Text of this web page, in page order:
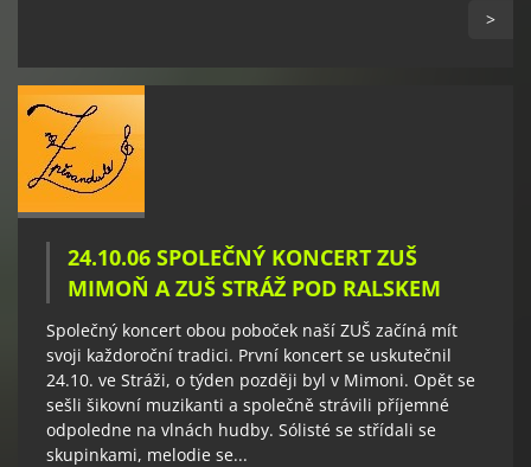
>
24.10.06 SPOLEČNÝ KONCERT ZUŠ
MIMOŇ A ZUŠ STRÁŽ POD RALSKEM
Společný koncert obou poboček naší ZUŠ začíná mít
svoji každoroční tradici. První koncert se uskutečnil
24.10. ve Stráži, o týden později byl v Mimoni. Opět se
sešli šikovní muzikanti a společně strávili příjemné
odpoledne na vlnách hudby. Sólisté se střídali se
skupinkami, melodie se...